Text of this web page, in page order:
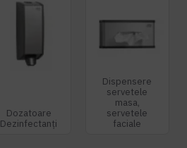
Dozatoare
Dezinfectanți
Dispensere
servetele
masa,
servetele
faciale